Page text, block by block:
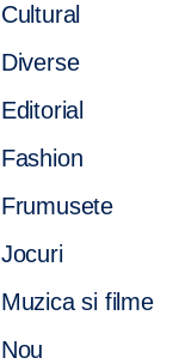
Cultural
Diverse
Editorial
Fashion
Frumusete
Jocuri
Muzica si filme
Nou